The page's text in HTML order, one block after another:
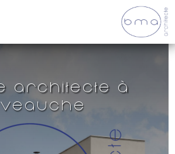
architecte à
Veauche